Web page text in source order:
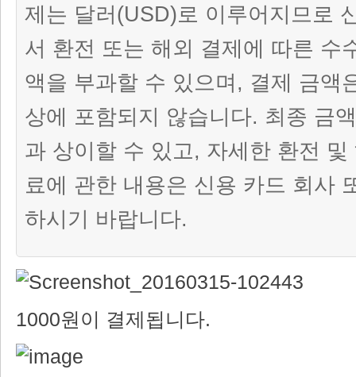
제는 달러(USD)로 이루어지므로
서 환전 또는 해외 결제에 따른 수
액을 부과할 수 있으며, 결제 금액
상에 포함되지 않습니다. 최종 금
과 상이할 수 있고, 자세한 환전
료에 관한 내용은 신용 카드 회사
하시기 바랍니다.
1000원이 결제됩니다.